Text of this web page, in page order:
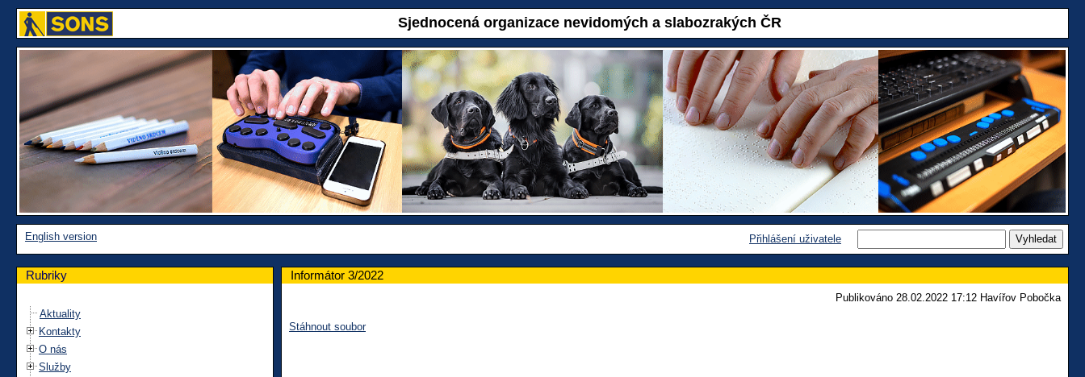
Sjednocená organizace nevidomých a slabozrakých ČR
English version Přihlášení uživatele
Rubriky
Aktuality
Kontakty
O nás
Služby
Informátor 3/2022
Publikováno 28.02.2022 17:12 Havířov Pobočka
Stáhnout soubor